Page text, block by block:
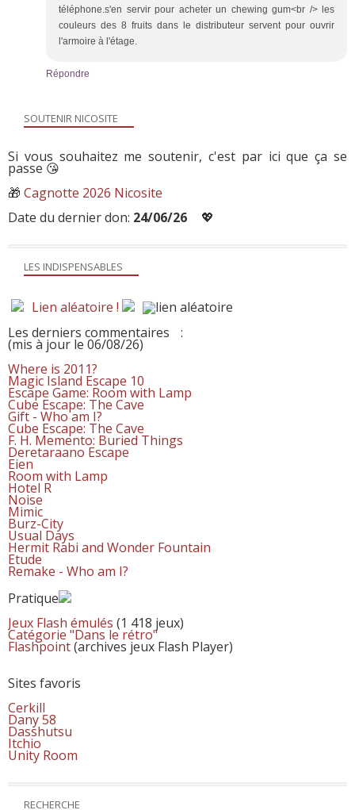
téléphone.s'en servir pour acheter un chewing gum<br /> les
couleurs des 8 fruits dans le distributeur servent pour ouvrir
l'armoire à l'étage.
Répondre
RECHERCHE
LES INDISPENSABLES
Lien aléatoire !
Les derniers commentaires
:
(mis à jour le 06/08/26)
Where is 2011?
Magic Island Escape 10
Escape Game: Room with Lamp
Cube Escape: The Cave
Gift - Who am I?
Cube Escape: The Cave
F. H. Memento: Buried Things
Deretaraano Escape
Eien
Room with Lamp
Hotel R
Noise
Mimic
Burz-City
Usual Days
Hermit Rabi and Wonder Fountain
Etude
Remake - Who am I?
Pratique
Jeux Flash émulés (1 418 jeux)
Catégorie "Dans le rétro"
Flashpoint(archives jeux Flash Player)
Sites favoris
Cerkill
Dany 58
Dasshutsu
Itchio
Unity Room
SOUTENIR NICOSITE
Si vous souhaitez me soutenir, c'est par ici que ça se
passe 😘
🎁 Cagnotte 2026 Nicosite
Date du dernier don: 24/06/26 💖